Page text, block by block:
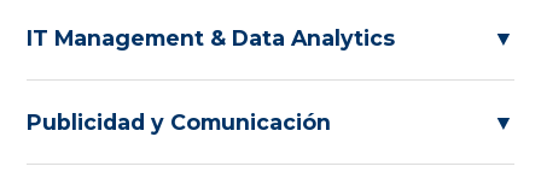
IT Management & Data Analytics ▼
Publicidad y Comunicación ▼